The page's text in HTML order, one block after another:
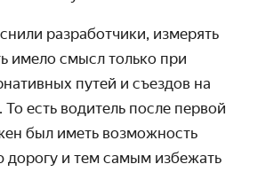
разработчики, измерять
имело смысл только при
путей и съездов на
То есть водитель после первой
был иметь возможность
дорогу и тем самым избежать